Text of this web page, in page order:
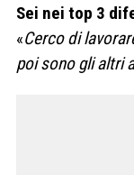
Sei nei top 3
«Cerco di
poi sono gli altri